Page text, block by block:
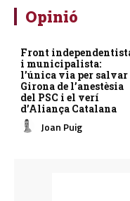
Opinió
Front
i municipalista:
l’única via per salvar
Girona de l’anestèsia
del PSC i el verí
d’Aliança Catalana
Joan Puig